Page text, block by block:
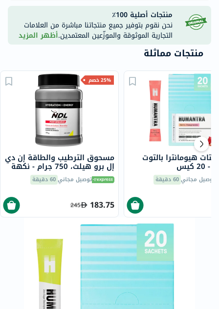
منتجات أصلية 100٪
نحن نقوم بتوفير جميع منتجاتنا مباشرة من العلامات
التجارية الموثوقة والموزّعين المعتمدين.أظهر المزيد
منتجات مماثلة
25% خصم
مسحوق الترطيب والطاقة إن دي
إل برو هيلث، 750 جرام - نكهة
الليمونتوصيل مجاني 60 دقيقة
183.75
245
هيومانترا بالتوت
كيس
توصيل مجاني60 دقيقة